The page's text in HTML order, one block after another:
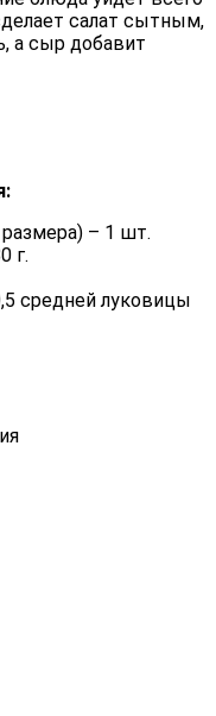
салат сытным,
а сыр добавит
– 1 шт.
г.
средней луковицы